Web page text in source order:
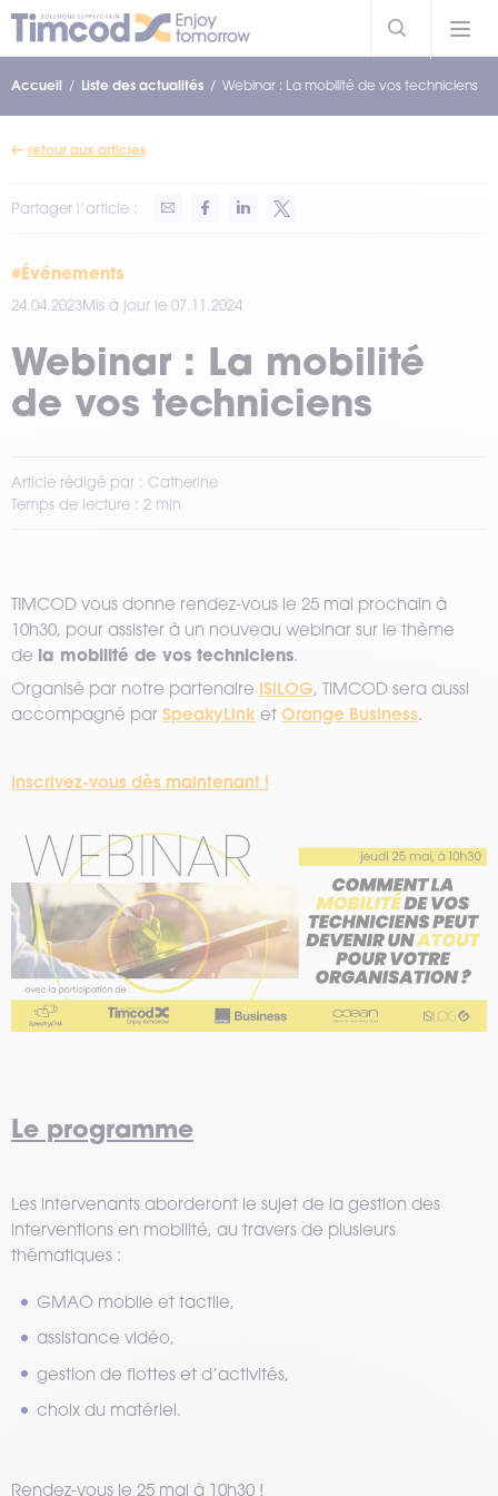
Accueil Liste des actualités Webinar : La mobilité de vos techniciens
retour aux articles
Partager l’article :
#Événements
24.04.2023Mis à jour le 07.11.2024
Webinar : La mobilité
de vos techniciens
Article rédigé par : Catherine
Temps de lecture : 2 min
TIMCOD vous donne rendez-vous le 25 mai prochain à
10h30, pour assister à un nouveau webinar sur le thème
de la mobilité de vos techniciens.
Organisé par notre partenaire ISILOG, TIMCOD sera aussi
accompagné par SpeakyLink et Orange Business.
Inscrivez-vous dès maintenant !
Le programme
Les intervenants aborderont le sujet de la gestion des
interventions en mobilité, au travers de plusieurs
thématiques :
GMAO mobile et tactile,
assistance vidéo,
gestion de flottes et d’activités,
choix du matériel.
Rendez-vous le 25 mai à 10h30 !